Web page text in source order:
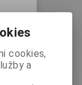
cookies,
a